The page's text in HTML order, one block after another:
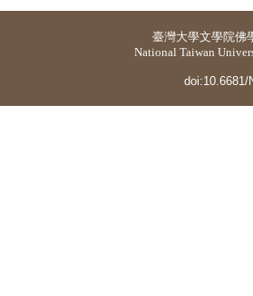
臺灣大學文學院佛
National Taiwan
doi:10.6681/